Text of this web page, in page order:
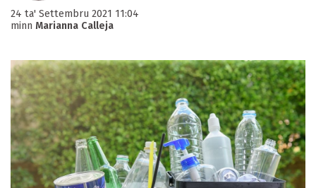
24 ta' Settembru 2021 11:04
minn Marianna Calleja